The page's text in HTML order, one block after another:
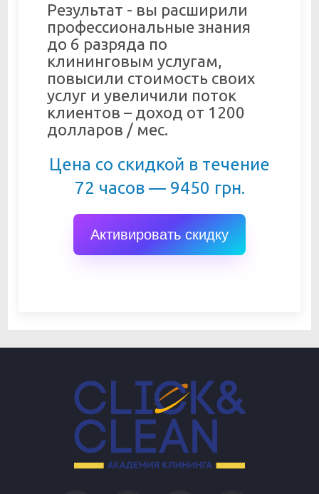
Результат - вы расширили
профессиональные знания
до 6 разряда по
клининговым услугам,
повысили стоимость своих
услуг и увеличили поток
клиентов – доход от 1200
долларов / мес.
Цена со скидкой в течение
72 часов — 9450 грн.
Активировать скидку